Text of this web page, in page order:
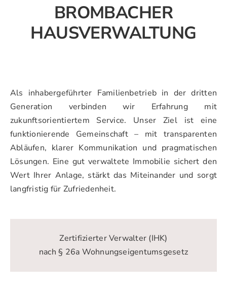
BROMBACHER
HAUSVERWALTUNG
Als inhabergeführter Familienbetrieb in der dritten
Generation verbinden wir Erfahrung mit
zukunftsorientiertem Service. Unser Ziel ist eine
funktionierende Gemeinschaft – mit transparenten
Abläufen, klarer Kommunikation und pragmatischen
Lösungen. Eine gut verwaltete Immobilie sichert den
Wert Ihrer Anlage, stärkt das Miteinander und sorgt
langfristig für Zufriedenheit.
Zertifizierter Verwalter (IHK)
nach § 26a Wohnungseigentumsgesetz